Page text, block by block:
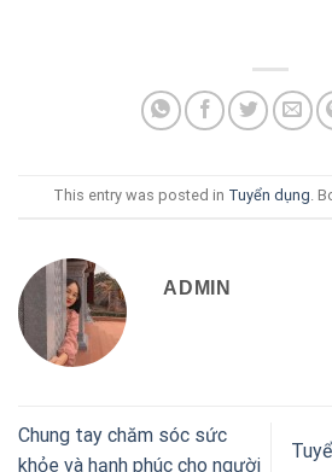
This entry was posted in Tuyển dụng.
ADMIN
Chung tay chăm sóc sức
khỏe và hạnh phúc cho người